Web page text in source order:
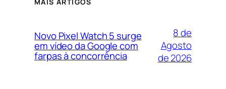
Novo Pixel Watch 5 surge
em vídeo da Google com
farpas à concorrência
8 de
Agosto
de 2026